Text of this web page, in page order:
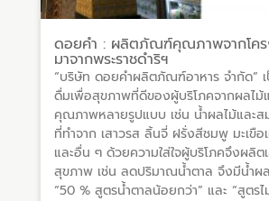
ดอยคำ : ผลิตภัณฑ์คุณภาพจากโคร
มาจากพระราชดำริฯ
“บริษัท ดอยคำผลิตภัณฑ์อาหาร จำกัด”
ดื่มเพื่อสุขภาพที่ดีของผู้บริโภคจากผลไม้
คุณภาพหลายรูปแบบ เช่น น้ำผลไม้และ
ที่ทำจาก เสาวรส ลิ้นจี่ ฝรั่งสีชมพู มะเขื
และอื่น ๆ ด้วยความใส่ใจผู้บริโภคจึงผลิต
สุขภาพ เช่น ลดปริมาณน้ำตาล จึงมีน้ำผ
“50 % สูตรน้ำตาลน้อยกว่า” และ “สูตรไ